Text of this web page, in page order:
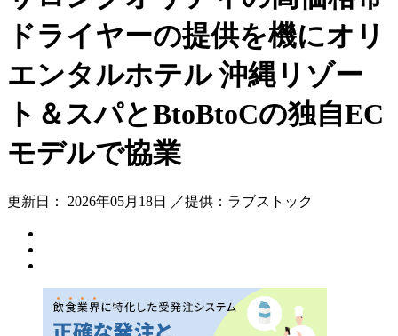
ドライヤーの提供を機にオリ
エンタルホテル 沖縄リゾー
ト＆スパとBtoBtoCの独自EC
モデルで協業
更新日： 2026年05月18日 ／提供：ラブストック